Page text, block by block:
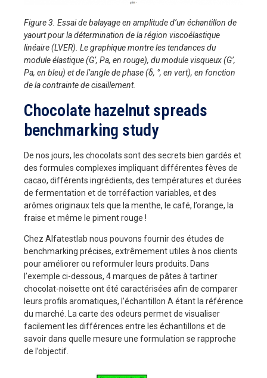
Figure 3. Essai de balayage en amplitude d’un échantillon de
yaourt pour la détermination de la région viscoélastique
linéaire (LVER). Le graphique montre les tendances du
module élastique (G’, Pa, en rouge), du module visqueux (G’,
Pa, en bleu) et de l’angle de phase (δ, °, en vert), en fonction
de la contrainte de cisaillement.
Chocolate hazelnut spreads
benchmarking study
De nos jours, les chocolats sont des secrets bien gardés et
des formules complexes impliquant différentes fèves de
cacao, différents ingrédients, des températures et durées
de fermentation et de torréfaction variables, et des
arômes originaux tels que la menthe, le café, l’orange, la
fraise et même le piment rouge !
Chez Alfatestlab nous pouvons fournir des études de
benchmarking précises, extrêmement utiles à nos clients
pour améliorer ou reformuler leurs produits. Dans
l’exemple ci-dessous, 4 marques de pâtes à tartiner
chocolat-noisette ont été caractérisées afin de comparer
leurs profils aromatiques, l’échantillon A étant la référence
du marché. La carte des odeurs permet de visualiser
facilement les différences entre les échantillons et de
savoir dans quelle mesure une formulation se rapproche
de l’objectif.